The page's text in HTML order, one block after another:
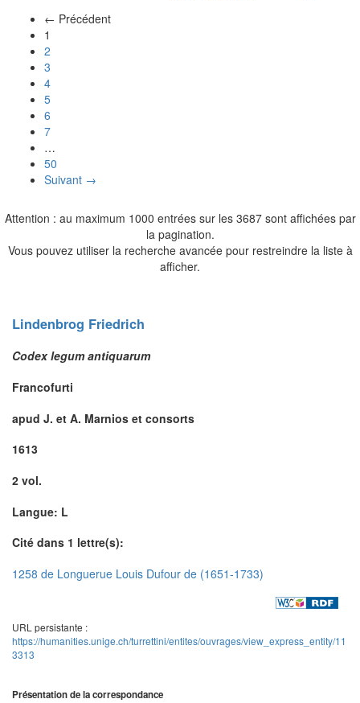
← Précédent
1
2
3
4
5
6
7
…
50
Suivant →
Attention : au maximum 1000 entrées sur les 3687 sont affichées par
la pagination.
Vous pouvez utiliser la recherche avancée pour restreindre la liste à
afficher.
Lindenbrog Friedrich
Codex legum antiquarum
Francofurti
apud J. et A. Marnios et consorts
1613
2 vol.
Langue: L
Cité dans 1 lettre(s):
1258 de Longuerue Louis Dufour de (1651-1733)
URL persistante :
https://humanities.unige.ch/turrettini/entites/ouvrages/view_express_entity/11
3313
Présentation de la correspondance